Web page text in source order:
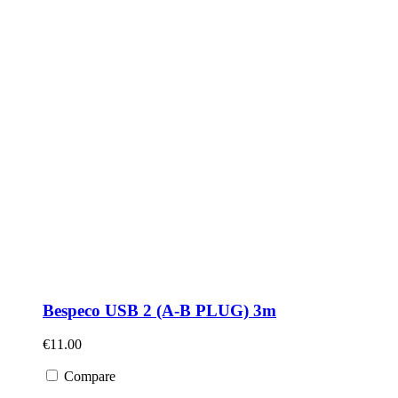
Bespeco USB 2 (A-B PLUG) 3m
€11.00
Compare